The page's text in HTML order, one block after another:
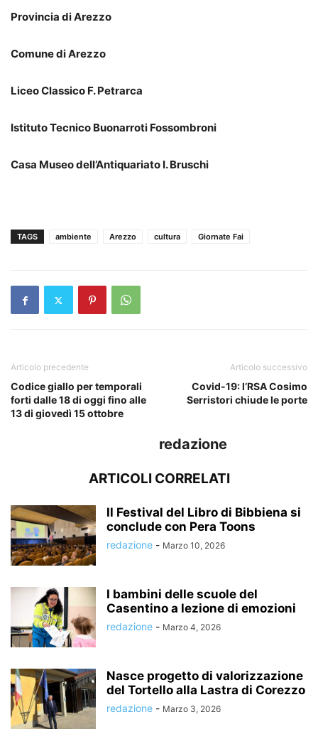
Provincia di Arezzo
Comune di Arezzo
Liceo Classico F. Petrarca
Istituto Tecnico Buonarroti Fossombroni
Casa Museo dell’Antiquariato I. Bruschi
TAGS ambiente Arezzo cultura Giornate Fai
Articolo precedente
Codice giallo per temporali
forti dalle 18 di oggi fino alle
13 di giovedì 15 ottobre
Articolo successivo
Covid-19: l’RSA Cosimo
Serristori chiude le porte
redazione
ARTICOLI CORRELATI
Il Festival del Libro di Bibbiena si
conclude con Pera Toons
redazione - Marzo 10, 2026
I bambini delle scuole del
Casentino a lezione di emozioni
redazione - Marzo 4, 2026
Nasce progetto di valorizzazione
del Tortello alla Lastra di Corezzo
redazione - Marzo 3, 2026